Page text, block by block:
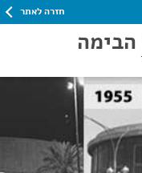
חזרה לאתר
הבימה